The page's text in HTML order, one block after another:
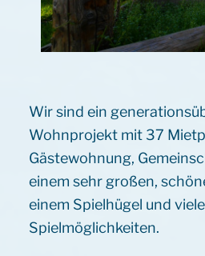
Wir sind ein
Wohnprojekt mit 37
Gästewohnung,
einem sehr großen,
einem Spielhügel und
Spielmöglichkeiten.